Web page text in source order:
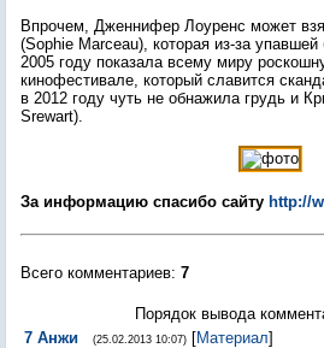
Впрочем, Дженнифер Лоуренс может
(Sophie Marceau), которая из-за
2005 году показала всему миру
кинофестивале, который славится
в 2012 году чуть не обнажила грудь и
Srewart).
За информацию спасибо сайту http://
Всего комментариев: 7
Порядок вывода
7 Анжи (25.02.2013 10:07) [Материал]